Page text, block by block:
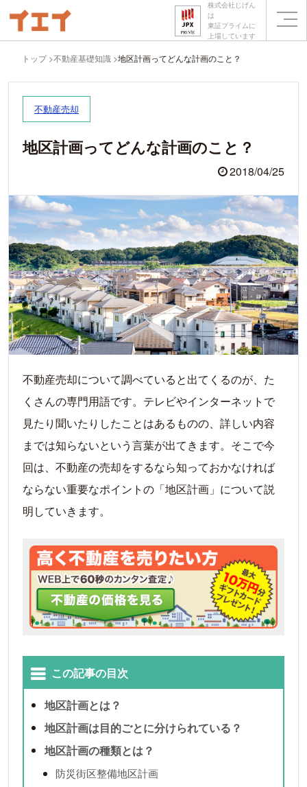
株式会社じげん
は
東証プライムに
上場しています
トップ 不動産基礎知識 地区計画ってどんな計画のこと？
不動産売却
地区計画ってどんな計画のこと？
2018/04/25
不動産売却について調べていると出てくるのが、た
くさんの専門用語です。テレビやインターネットで
見たり聞いたりしたことはあるものの、詳しい内容
までは知らないという言葉が出てきます。そこで今
回は、不動産の売却をするなら知っておかなければ
ならない重要なポイントの「地区計画」について説
明していきます。
この記事の目次
地区計画とは？
地区計画は目的ごとに分けられている？
地区計画の種類とは？
防災街区整備地区計画